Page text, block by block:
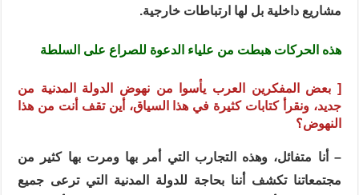
مشاريع داخلية بل لها ارتباطات خارجية.
هذه الحركات هبطت من علياء الدعوة للصراع على السلطة
[ بعض المفكرين العرب يأسوا من نهوض الدولة المدنية من
جديد، ونقرأ كتابات كثيرة في هذا السياق، أين تقف أنت من هذا
النهوض؟
– أنا متفائل، وهذه التجارب التي أمر بها ومرت بها كثير من
مجتمعاتنا تكشف أننا بحاجة للدولة المدنية التي ترعى جميع